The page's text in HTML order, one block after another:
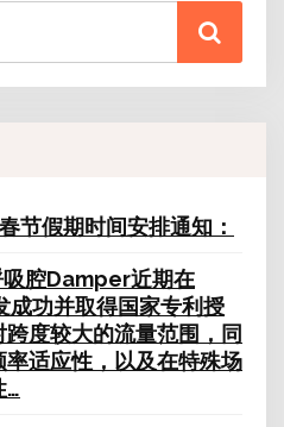
节假期时间安排通知：
吸腔Damper近期在
成功并取得国家专利授
度较大的流量范围，同
率适应性，以及在特殊场
…